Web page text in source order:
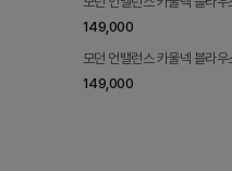
(GREY)
149,000
모던 언밸런스 카울넥 블라우
(MELANGE BEIGE)
149,000